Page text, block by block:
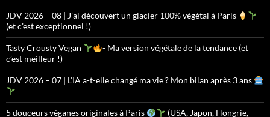
JDV 2026 – 08 | J’ai découvert un glacier 100% végétal à Paris
(et c’est exceptionnel !)
Tasty Crousty Vegan
- Ma version végétale de la tendance (et
c’est meilleur !)
JDV 2026 – 07 | L’IA a-t-elle changé ma vie ? Mon bilan après 3 ans
5 douceurs véganes originales à Paris
(USA, Japon, Hongrie,